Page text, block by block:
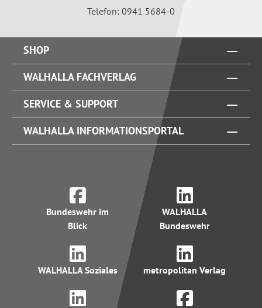
Telefon: 0941 5684-0
SHOP
WALHALLA FACHVERLAG
SERVICE & SUPPORT
WALHALLA INFORMATIONSPORTAL
Bundeswehr im
Blick
WALHALLA
Bundeswehr
WALHALLA Soziales metropolitan Verlag